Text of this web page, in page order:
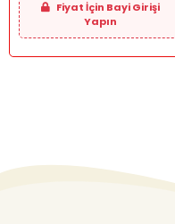
Fiyat İçin Bayi Girişi
Yapın